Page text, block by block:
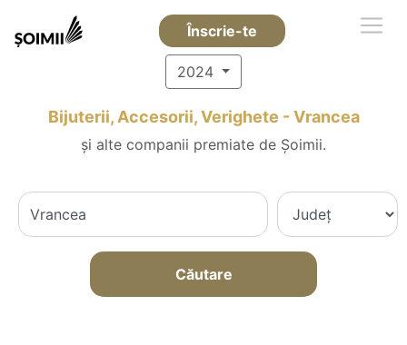
Înscrie-te
2024
Bijuterii, Accesorii, Verighete - Vrancea
și alte companii premiate de Șoimii.
Căutare